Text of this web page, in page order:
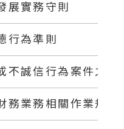
展實務守則
行為準則
不誠信行為案件之處
務業務相關作業規範